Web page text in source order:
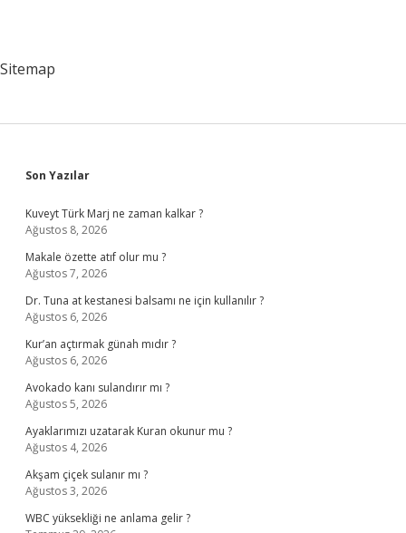
Sitemap
Sidebar
Son Yazılar
Kuveyt Türk Marj ne zaman kalkar ?
Ağustos 8, 2026
Makale özette atıf olur mu ?
Ağustos 7, 2026
Dr. Tuna at kestanesi balsamı ne için kullanılır ?
Ağustos 6, 2026
Kur’an açtırmak günah mıdır ?
Ağustos 6, 2026
Avokado kanı sulandırır mı ?
Ağustos 5, 2026
Ayaklarımızı uzatarak Kuran okunur mu ?
Ağustos 4, 2026
Akşam çiçek sulanır mı ?
Ağustos 3, 2026
WBC yüksekliği ne anlama gelir ?